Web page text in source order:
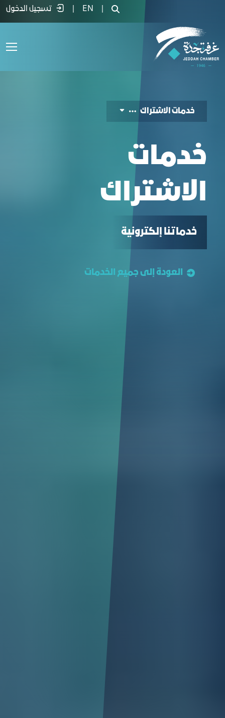
خدمات الاشتراك - غرفة جدة
EN تسجيل الدخول
خدمات الاشتراك
خدمات
الاشتراك
خدماتنا إلكترونية
العودة إلى جميع الخدمات